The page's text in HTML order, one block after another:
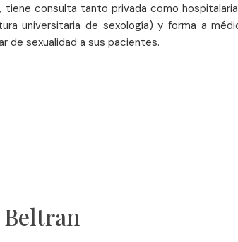
tiene consulta tanto privada como
universitaria de sexología) y forma a
de sexualidad a sus pacientes.